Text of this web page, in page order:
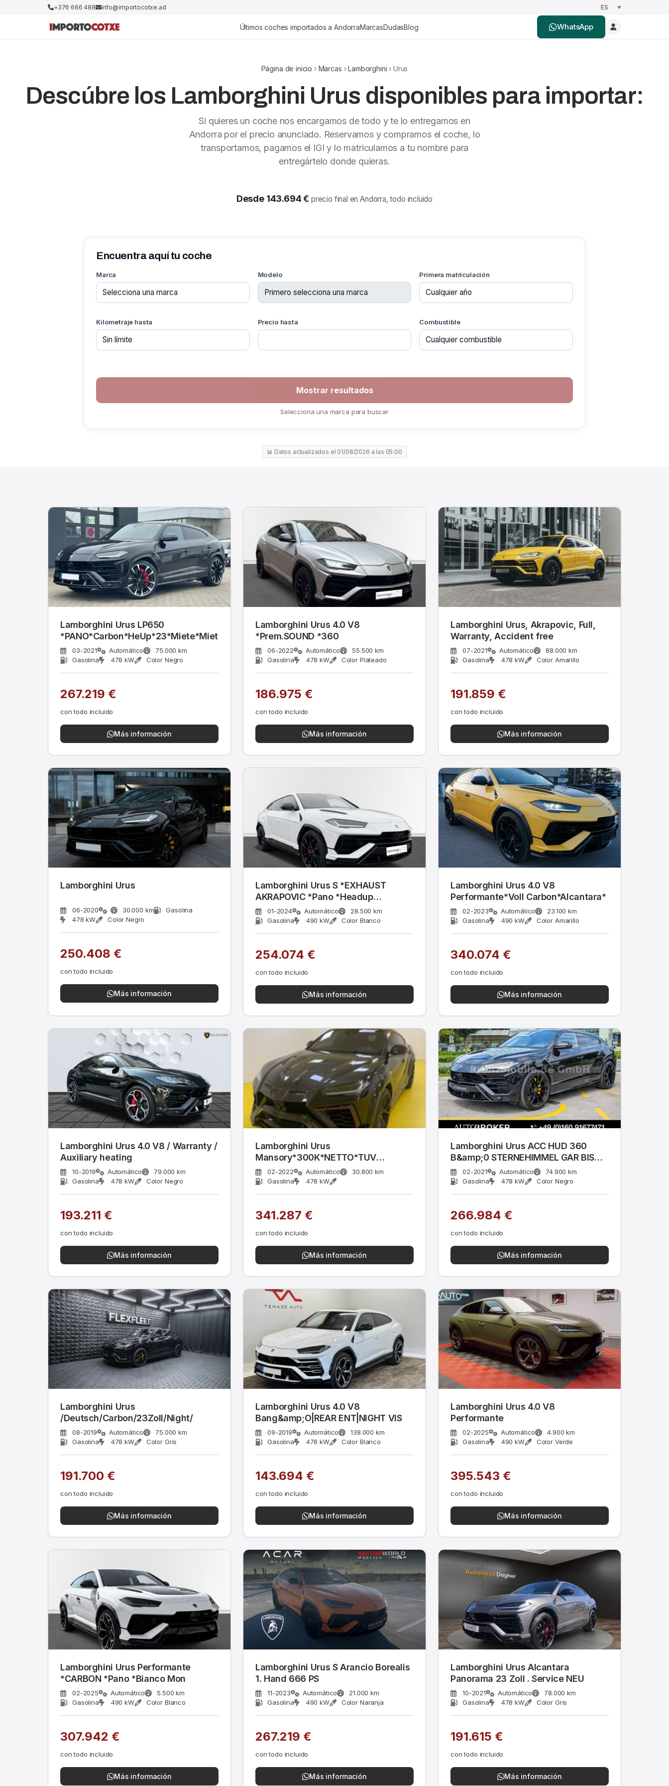
+376 666 488 info@importocotxe.ad
Últimos coches importados a AndorraMarcasDudasBlog WhatsApp
Página de inicio › Marcas ›Lamborghini › Urus
Descúbre los Lamborghini Urus disponibles para importar:
Si quieres un coche nos encargamos de todo y te lo entregamos en
Andorra por el precio anunciado. Reservamos y compramos el coche, lo
transportamos, pagamos el IGI y lo matriculamos a tu nombre para
entregártelo donde quieras.
Desde 143.694 € precio final en Andorra, todo incluido
Encuentra aquí tu coche
Marca Modelo Primera matriculación
Kilometraje hasta Precio hasta Combustible
Selecciona una marca para buscar
📊 Datos actualizados el 01/08/2026 a las 05:00
Lamborghini Urus LP650
*PANO*Carbon*HeUp*23*Miete*Mietkauf*
03-2021 Automático
75.000 km
Gasolina
478 kW Color Negro
267.219 €
con todo incluido
Más información
Lamborghini Urus 4.0 V8
*Prem.SOUND *360
06-2022 Automático
55.500 km
Gasolina
478 kW Color Plateado
186.975 €
con todo incluido
Más información
Lamborghini Urus, Akrapovic, Full,
Warranty, Accident free
07-2021 Automático
88.000 km
Gasolina
478 kW Color Amarillo
191.859 €
con todo incluido
Más información
Lamborghini Urus
06-2020 30.000 km
Gasolina
478 kW
Color Negro
250.408 €
con todo incluido
Más información
Lamborghini Urus S *EXHAUST
AKRAPOVIC *Pano *Headup
*23&quot;
01-2024 Automático
28.500 km
Gasolina
490 kW Color Blanco
254.074 €
con todo incluido
Más información
Lamborghini Urus 4.0 V8
Performante*Voll Carbon*Alcantara*
02-2023 Automático
23.100 km
Gasolina
490 kW Color Amarillo
340.074 €
con todo incluido
Más información
Lamborghini Urus 4.0 V8 / Warranty /
Auxiliary heating
10-2019 Automático
79.000 km
Gasolina
478 kW Color Negro
193.211 €
con todo incluido
Más información
Lamborghini Urus
Mansory*300K*NETTO*TUV
German*ppf*
02-2022 Automático
30.800 km
Gasolina
478 kW
341.287 €
con todo incluido
Más información
Lamborghini Urus ACC HUD 360
B&amp;0 STERNEHIMMEL GAR BIS
02/26
02-2021 Automático
74.900 km
Gasolina
478 kW Color Negro
266.984 €
con todo incluido
Más información
Lamborghini Urus
/Deutsch/Carbon/23Zoll/Night/
08-2019 Automático
75.000 km
Gasolina
478 kW Color Gris
191.700 €
con todo incluido
Más información
Lamborghini Urus 4.0 V8
Bang&amp;O|REAR ENT|NIGHT VIS
09-2019 Automático
138.000 km
Gasolina
478 kW Color Blanco
143.694 €
con todo incluido
Más información
Lamborghini Urus 4.0 V8
Performante
02-2025 Automático
4.900 km
Gasolina
490 kW Color Verde
395.543 €
con todo incluido
Más información
Lamborghini Urus Performante
*CARBON *Pano *Bianco Mon
02-2025 Automático
5.500 km
Gasolina
490 kW Color Blanco
307.942 €
con todo incluido
Más información
Lamborghini Urus S Arancio Borealis
1. Hand 666 PS
11-2023 Automático
21.000 km
Gasolina
490 kW Color Naranja
267.219 €
con todo incluido
Más información
Lamborghini Urus Alcantara
Panorama 23 Zoll . Service NEU
10-2021 Automático
78.000 km
Gasolina
478 kW Color Gris
191.615 €
con todo incluido
Más información